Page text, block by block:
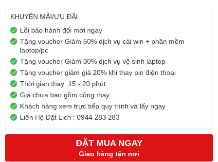
KHUYẾN MÃI/ƯU ĐÃI
Lỗi bảo hành đổi mới ngay
Tặng voucher Giảm 50% dịch vụ cài win + phần mềm
laptop/pc
Tặng voucher Giảm 30% dịch vụ vệ sinh laptop
Tặng voucher giảm giá 20% khi thay pin điện thoại
Thời gian thay: 15 - 20 phút
Giá chưa bao gồm công thay
Khách hàng xem trực tiếp quy trình và lấy ngay
Liên Hệ Đặt Lịch : 0944 283 283
ĐẶT MUA NGAY
Giao hàng tận nơi